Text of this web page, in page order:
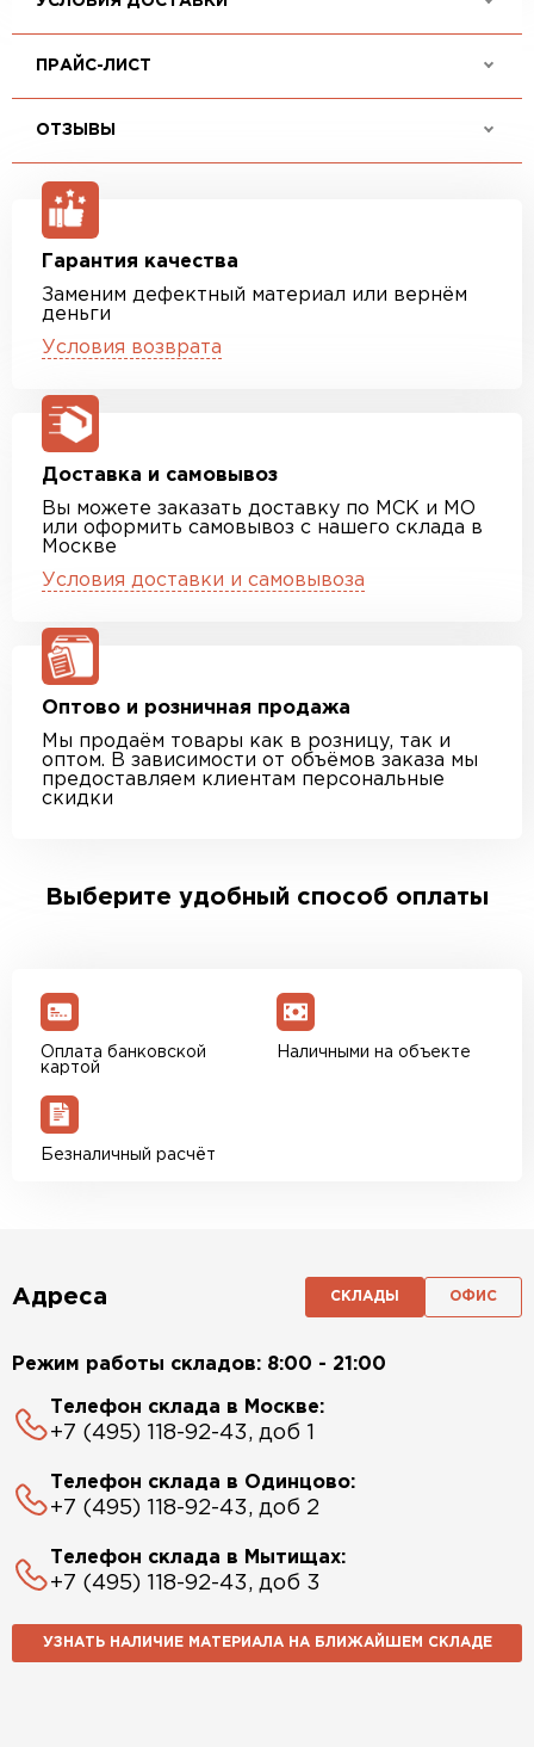
ПРАЙС-ЛИСТ
ОТЗЫВЫ
Гарантия качества
Заменим дефектный материал или вернём
деньги
Условия возврата
Доставка и самовывоз
Вы можете заказать доставку по МСК и МО
или оформить самовывоз с нашего склада в
Москве
Условия доставки и самовывоза
Оптово и розничная продажа
Мы продаём товары как в розницу, так и
оптом. В зависимости от объёмов заказа мы
предоставляем клиентам персональные
скидки
Выберите удобный способ оплаты
Оплата банковской
картой
Наличными на объекте
Безналичный расчёт
Адреса СКЛАДЫ ОФИС
Режим работы складов: 8:00 - 21:00
Телефон склада в Москве:
+7 (495) 118-92-43, доб 1
Телефон склада в Одинцово:
+7 (495) 118-92-43, доб 2
Телефон склада в Мытищах:
+7 (495) 118-92-43, доб 3
УЗНАТЬ НАЛИЧИЕ МАТЕРИАЛА НА БЛИЖАЙШЕМ СКЛАДЕ